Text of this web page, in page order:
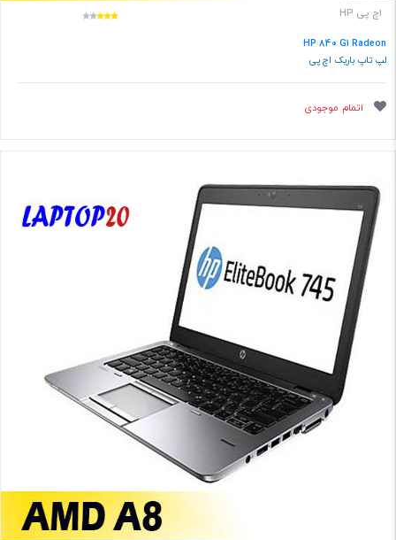
اچ پی HP
HP 840 G1 Radeon
لپ تاپ باریک اچ پی
اتمام موجودی